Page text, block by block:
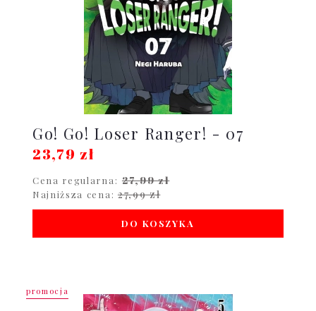
Go! Go! Loser Ranger! - 07
23,79 zł
Cena regularna: 27,99 zł
Najniższa cena: 27,99 zł
DO KOSZYKA
promocja